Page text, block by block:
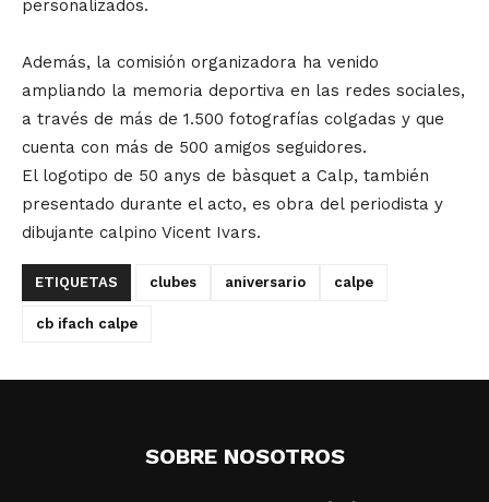
personalizados.
Además, la comisión organizadora ha venido
ampliando la memoria deportiva en las redes sociales,
a través de más de 1.500 fotografías colgadas y que
cuenta con más de 500 amigos seguidores.
El logotipo de 50 anys de bàsquet a Calp, también
presentado durante el acto, es obra del periodista y
dibujante calpino Vicent Ivars.
ETIQUETAS clubes aniversario calpe
cb ifach calpe
SOBRE NOSOTROS